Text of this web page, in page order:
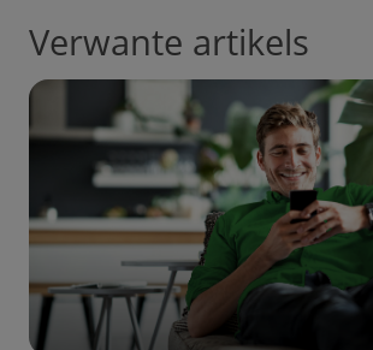
Verwante artikels